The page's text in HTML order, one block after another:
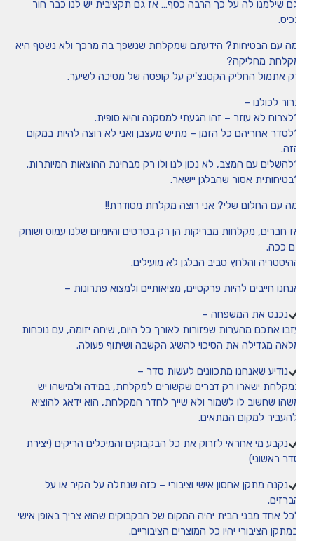
שילמנו לה על כך הרבה כסף… אז גם תקציבית יש לנו כבר חור
עם הבטיחות? הידעתם שמקלחת שנשפך בה מרכך ולא נשטף היא
מחליקה?
אתמול החליק הקטנצ'יק על קופסה של מסיכה לשיער.
לכולנו –
לא עוזר – זהו הגעתי למסקנה והיא סופית.
אחריהם כל הזמן – מתיש מעצבן ואני לא רוצה להיות במקום
עם המצב, לא נכון לנו ולו רק מבחינת ההוצאות המיותרות.
אסור שהבלגן יישאר.
עם החלום שלי? אני רוצה מקלחת מסודרת!!
חברים, מקלחות מבריקות הן רק בסרטים והיומיום שלנו עמוס ושוחק
ככה.
והלחץ סביב הבלגן לא מועילים.
חייבים להיות פרקטיים, מציאותיים ולמצוא פתרונות –
נכנס את המשפחה –
אתכם מהערות שפזורות לאורך כל היום, שיחה יזומה, עם נוכחות
מגדילה את הסיכוי להשיג הקשבה ושיתוף פעולה.
נודיע שאנחנו מתכוונים לעשות סדר –
ישארו רק דברים שקשורים למקלחת, במידה ולמישהו יש
שחשוב לו לשמור ולא שייך לחדר המקלחת, הוא ידאג להוציא
למקום המתאים.
נקבע מי אחראי לזרוק את כל הבקבוקים והמיכלים הריקים (יצירת
ראשוני)
נקנה מתקן אחסון אישי וציבורי – כזה שנתלה על הקיר או על
אחד מבני הבית יהיה המקום של הבקבוקים שהוא צריך באופן אישי
הציבורי יהיו כל המוצרים הציבוריים.